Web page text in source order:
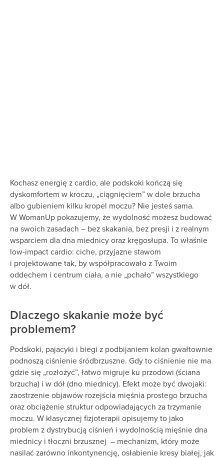
Kochasz energię z cardio, ale podskoki kończą się
dyskomfortem w kroczu, „ciągnięciem” w dole brzucha
albo gubieniem kilku kropel moczu? Nie jesteś sama.
W WomanUp pokazujemy, że wydolność możesz budować
na swoich zasadach – bez skakania, bez presji i z realnym
wsparciem dla dna miednicy oraz kręgosłupa. To właśnie
low-impact cardio: ciche, przyjazne stawom
i projektowane tak, by współpracowało z Twoim
oddechem i centrum ciała, a nie „pchało” wszystkiego
w dół.
Dlaczego skakanie może być
problemem?
Podskoki, pajacyki i biegi z podbijaniem kolan gwałtownie
podnoszą ciśnienie śródbrzuszne. Gdy to ciśnienie nie ma
gdzie się „rozłożyć”, łatwo migruje ku przodowi (ściana
brzucha) i w dół (dno miednicy). Efekt może być dwojaki:
zaostrzenie objawów rozejścia mięśnia prostego brzucha
oraz obciążenie struktur odpowiadających za trzymanie
moczu. W klasycznej fizjoterapii opisujemy to jako
problem z dystrybucją ciśnień i wydolnością mięśnie dna
miednicy i tłoczni brzusznej – mechanizm, który może
nasilać zarówno inkontynencję, osłabienie kresy białej, jak